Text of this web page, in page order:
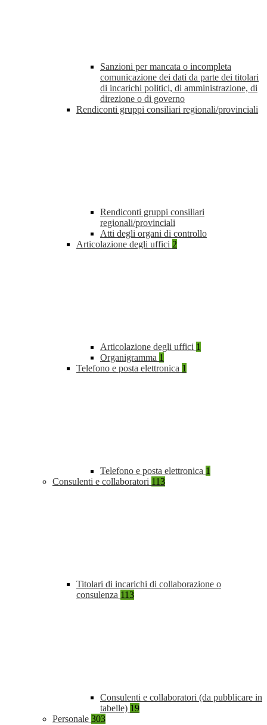
Sanzioni per mancata o incompleta
comunicazione dei dati da parte dei titolari
di incarichi politici, di amministrazione, di
direzione o di governo
Rendiconti gruppi consiliari regionali/provinciali
Rendiconti gruppi consiliari
regionali/provinciali
Atti degli organi di controllo
Articolazione degli uffici 2
Articolazione degli uffici 1
Organigramma 1
Telefono e posta elettronica 1
Telefono e posta elettronica 1
Consulenti e collaboratori 113
Titolari di incarichi di collaborazione o
consulenza 113
Consulenti e collaboratori (da pubblicare in
tabelle) 19
Personale 303